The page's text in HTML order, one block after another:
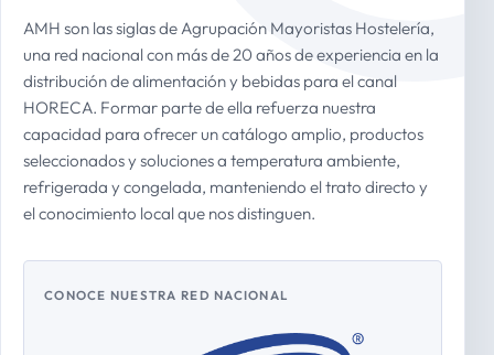
AMH son las siglas de Agrupación Mayoristas Hostelería,
una red nacional con más de 20 años de experiencia en la
distribución de alimentación y bebidas para el canal
HORECA. Formar parte de ella refuerza nuestra
capacidad para ofrecer un catálogo amplio, productos
seleccionados y soluciones a temperatura ambiente,
refrigerada y congelada, manteniendo el trato directo y
el conocimiento local que nos distinguen.
CONOCE NUESTRA RED NACIONAL